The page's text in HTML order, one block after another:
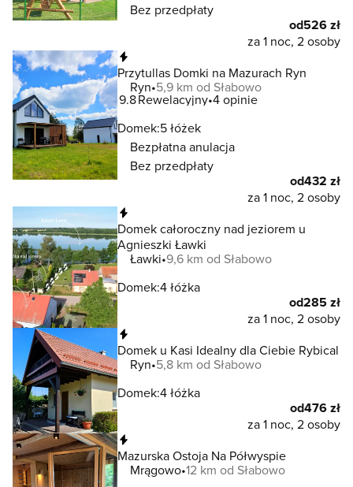
Bez przedpłaty
od526 zł
za 1 noc, 2 osoby
Przytullas Domki na Mazurach Ryn
Ryn 5,9 km od Słabowo
9.8Rewelacyjny 4 opinie
Domek:5 łóżek
Bezpłatna anulacja
Bez przedpłaty
od432 zł
za 1 noc, 2 osoby
Domek całoroczny nad jeziorem u
Agnieszki Ławki
Ławki 9,6 km od Słabowo
Domek:4 łóżka
od285 zł
za 1 noc, 2 osoby
Domek u Kasi Idealny dla Ciebie Rybical
Ryn 5,8 km od Słabowo
Domek:4 łóżka
od476 zł
za 1 noc, 2 osoby
Mazurska Ostoja Na Półwyspie
Mrągowo 12 km od Słabowo